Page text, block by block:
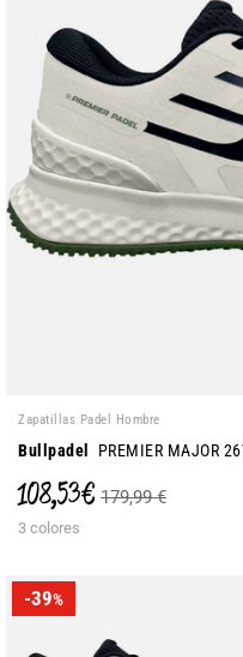
Zapatillas Padel Hombre
Bullpadel PREMIER MAJOR
108,53 € 179,99 €
3 colores
-39%